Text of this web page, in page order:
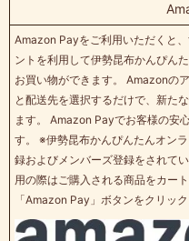
Amazon Payをご利用いただくと
ントを利用して伊勢昆布かんぴん
お買い物ができます。 Amazonの
と配送先を選択するだけで、新た
ます。 Amazon Payでお客様の安
す。 ※伊勢昆布かんぴんたんオン
録およびメンバーズ登録をされて
用の際はご購入される商品をカー
「Amazon Pay」ボタンをクリッ